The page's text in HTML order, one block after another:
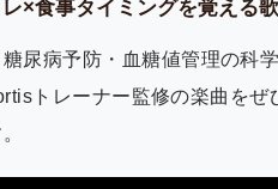
×食事タイミングを覚える歌
糖尿病予防・血糖値管理の
トレーナー監修の楽曲を